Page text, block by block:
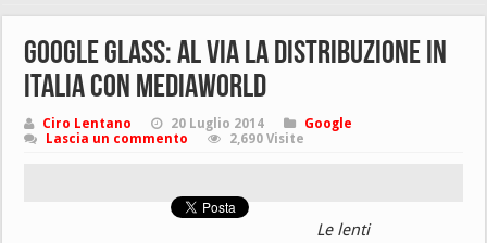
Google Glass: al via la distribuzione in
Italia con Mediaworld
Ciro Lentano 20 Luglio 2014
Google
Lascia un commento
2,690 Visite
Le lenti